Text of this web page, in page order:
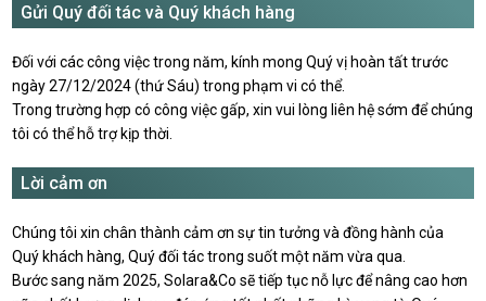
Gửi Quý đối tác và Quý khách hàng
Đối với các công việc trong năm, kính mong Quý vị hoàn tất trước
ngày 27/12/2024 (thứ Sáu) trong phạm vi có thể.
Trong trường hợp có công việc gấp, xin vui lòng liên hệ sớm để chúng
tôi có thể hỗ trợ kịp thời.
Lời cảm ơn
Chúng tôi xin chân thành cảm ơn sự tin tưởng và đồng hành của
Quý khách hàng, Quý đối tác trong suốt một năm vừa qua.
Bước sang năm 2025, Solara&Co sẽ tiếp tục nỗ lực để nâng cao hơn